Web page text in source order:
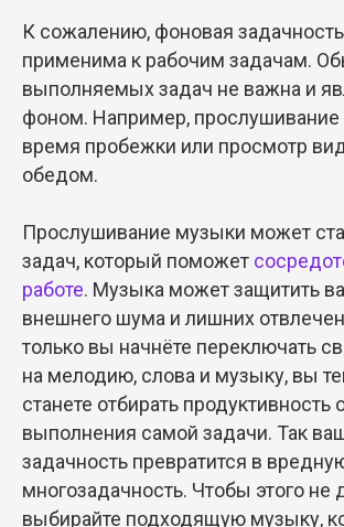
К сожалению, фоновая
применима к рабочим задачам.
выполняемых задач не важна и
фоном. Например,
время пробежки или просмотр
обедом.
Прослушивание музыки может
задач, который поможет
работе. Музыка может защитить
внешнего шума и лишних
только вы начнёте переключать
на мелодию, слова и музыку, вы
станете отбирать продуктивность
выполнения самой задачи. Так
задачность превратится в
многозадачность. Чтобы этого не
выбирайте подходящую музыку,